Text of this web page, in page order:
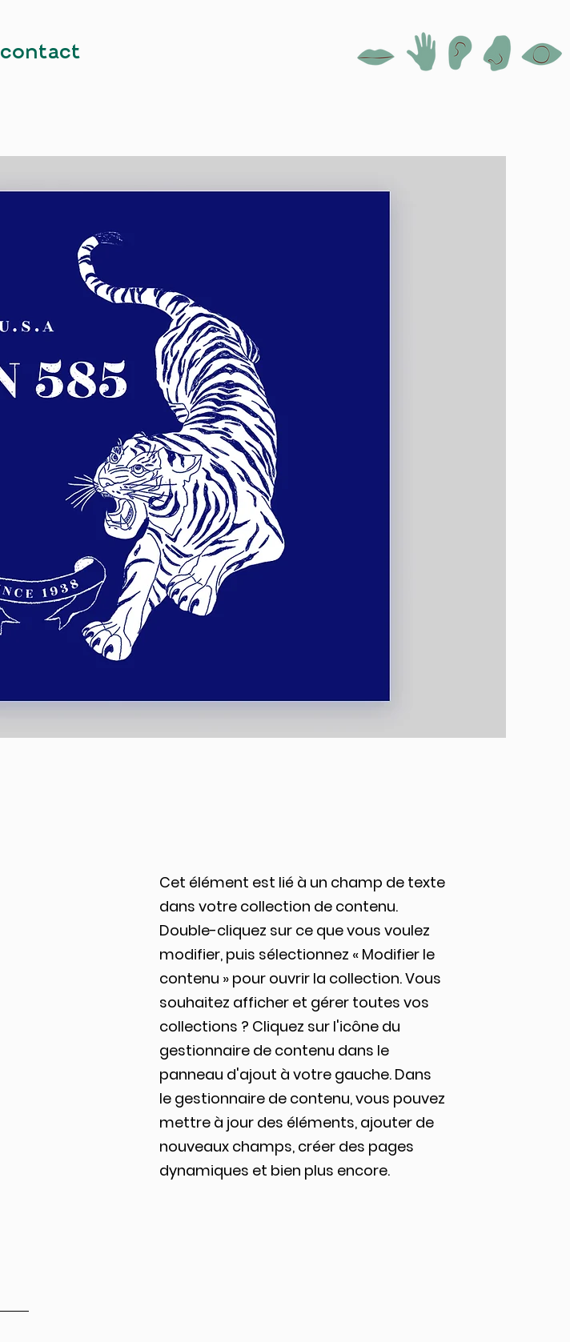
contact
Cet élément est lié à un champ de texte
dans votre collection de contenu.
Double-cliquez sur ce que vous voulez
modifier, puis sélectionnez « Modifier le
contenu » pour ouvrir la collection. Vous
souhaitez afficher et gérer toutes vos
collections ? Cliquez sur l'icône du
gestionnaire de contenu dans le
panneau d'ajout à votre gauche. Dans
le gestionnaire de contenu, vous pouvez
mettre à jour des éléments, ajouter de
nouveaux champs, créer des pages
dynamiques et bien plus encore.